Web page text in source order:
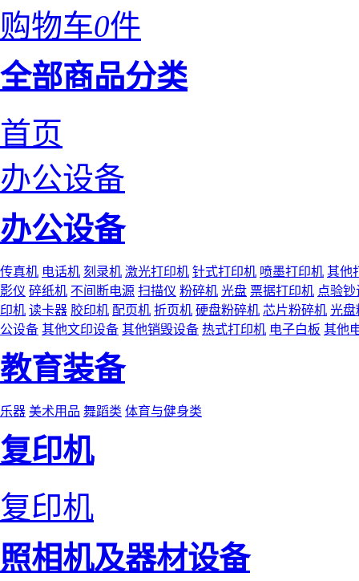
购物车0件
全部商品分类
首页
办公设备
办公设备
传真机 电话机 刻录机 激光打印机 针式打印机 喷墨打印机 其他
影仪 碎纸机 不间断电源 扫描仪 粉碎机 光盘 票据打印机 点验钞
印机 读卡器 胶印机 配页机 折页机 硬盘粉碎机 芯片粉碎机 光盘
公设备 其他文印设备 其他销毁设备 热式打印机 电子白板 其他
教育装备
乐器 美术用品 舞蹈类 体育与健身类
复印机
复印机
照相机及器材设备